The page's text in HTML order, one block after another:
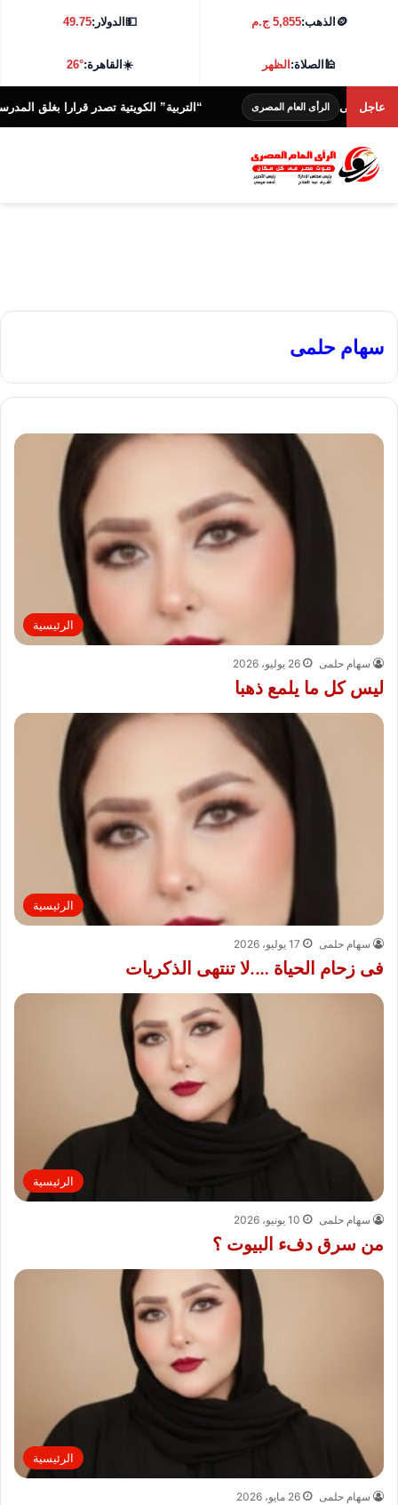
🪙 الذهب:5,855 ج.م 💵الدولار:49.75
🕌الصلاة:الظهر ☀️القاهرة:26°
عاجل
الرأى العام المصرى “التربية” الكويتية تصدر قرارا بغلق المدرسة
سهام حلمى
الرئيسية
سهام حلمى 26 يوليو، 2026
ليس كل ما يلمع ذهبا
الرئيسية
سهام حلمى 17 يوليو، 2026
فى زحام الحياة ….لا تنتهى الذكريات
الرئيسية
سهام حلمى 10 يونيو، 2026
من سرق دفء البيوت ؟
الرئيسية
سهام حلمى 26 مايو، 2026